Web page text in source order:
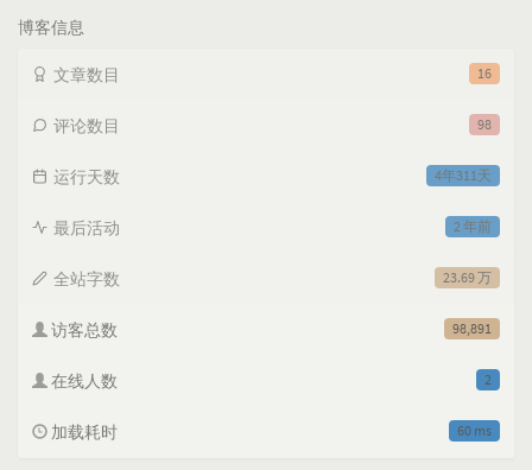
博客信息
16
文章数目
98
评论数目
4年311天
运行天数
2 年前
最后活动
23.69 万
全站字数
98,891
访客总数
2
在线人数
60 ms
加载耗时